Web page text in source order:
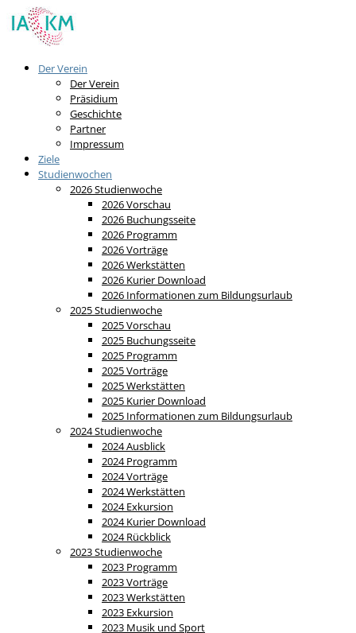
Der Verein
Der Verein
Präsidium
Geschichte
Partner
Impressum
Ziele
Studienwochen
2026 Studienwoche
2026 Vorschau
2026 Buchungsseite
2026 Programm
2026 Vorträge
2026 Werkstätten
2026 Kurier Download
2026 Informationen zum Bildungsurlaub
2025 Studienwoche
2025 Vorschau
2025 Buchungsseite
2025 Programm
2025 Vorträge
2025 Werkstätten
2025 Kurier Download
2025 Informationen zum Bildungsurlaub
2024 Studienwoche
2024 Ausblick
2024 Programm
2024 Vorträge
2024 Werkstätten
2024 Exkursion
2024 Kurier Download
2024 Rückblick
2023 Studienwoche
2023 Programm
2023 Vorträge
2023 Werkstätten
2023 Exkursion
2023 Musik und Sport